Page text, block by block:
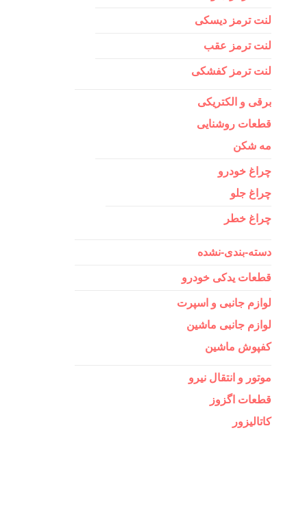
لنت ترمز دیسکی
لنت ترمز عقب
لنت ترمز کفشکی
برقی و الکتریکی
قطعات روشنایی
مه شکن
چراغ خودرو
چراغ جلو
چراغ خطر
دسته-بندی-نشده
قطعات یدکی خودرو
لوازم جانبی و اسپرت
لوازم جانبی ماشین
کفپوش ماشین
موتور و انتقال نیرو
قطعات اگزوز
کاتالیزور